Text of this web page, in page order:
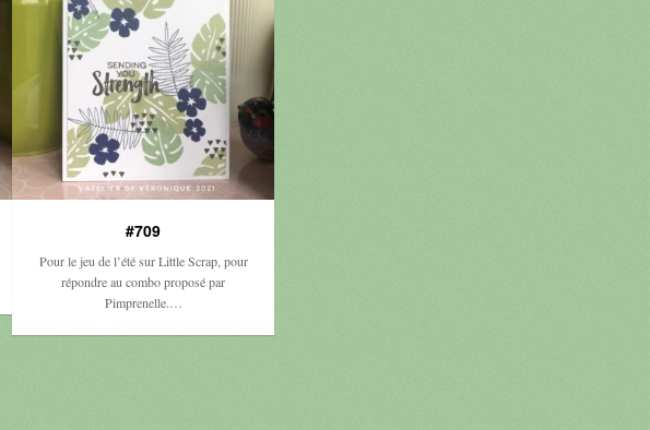
#709
Pour le jeu de l’été sur Little Scrap, pour
répondre au combo proposé par
Pimprenelle.…